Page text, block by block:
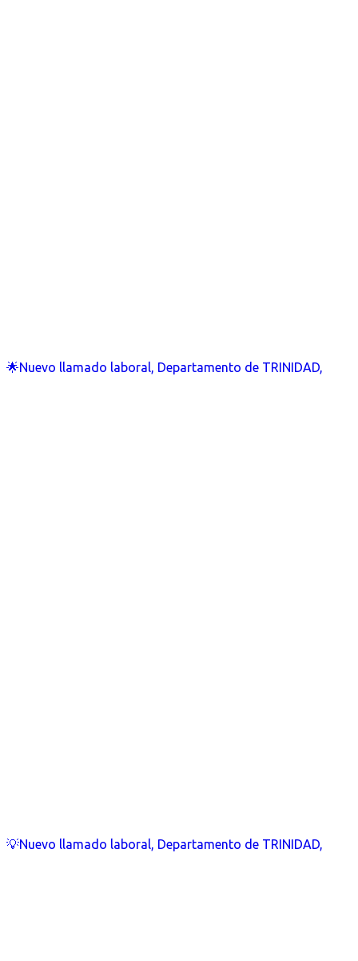
🌟Nuevo llamado laboral, Departamento de TRINIDAD,
💡Nuevo llamado laboral, Departamento de TRINIDAD,